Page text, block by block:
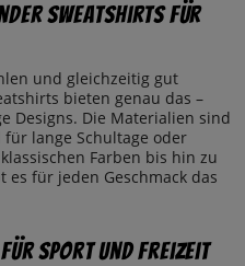
Sweatshirts für
und gleichzeitig gut
bieten genau das –
Designs. Die Materialien sind
lange Schultage oder
Farben bis hin zu
für jeden Geschmack das
für Sport und Freizeit